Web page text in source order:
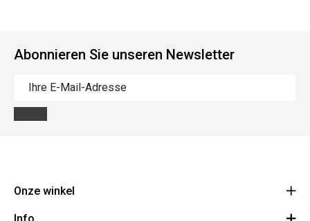
Abonnieren Sie unseren Newsletter
Onze winkel